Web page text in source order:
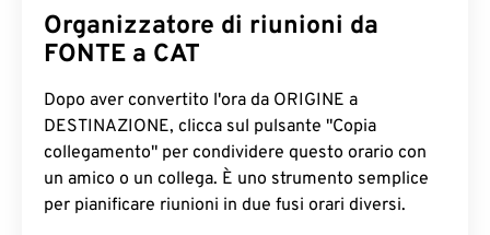
Organizzatore di riunioni da
FONTE a CAT
Dopo aver convertito l'ora da ORIGINE a
DESTINAZIONE, clicca sul pulsante "Copia
collegamento" per condividere questo orario con
un amico o un collega. È uno strumento semplice
per pianificare riunioni in due fusi orari diversi.